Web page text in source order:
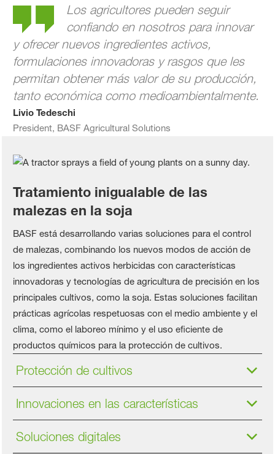
Los agricultores pueden seguir
confiando en nosotros para innovar
y ofrecer nuevos ingredientes activos,
formulaciones innovadoras y rasgos que les
permitan obtener más valor de su producción,
tanto económica como medioambientalmente.
Livio Tedeschi
President, BASF Agricultural Solutions
Tratamiento inigualable de las
malezas en la soja
BASF está desarrollando varias soluciones para el control
de malezas, combinando los nuevos modos de acción de
los ingredientes activos herbicidas con características
innovadoras y tecnologías de agricultura de precisión en los
principales cultivos, como la soja. Estas soluciones facilitan
prácticas agrícolas respetuosas con el medio ambiente y el
clima, como el laboreo mínimo y el uso eficiente de
productos químicos para la protección de cultivos.
Protección de cultivos
Innovaciones en las características
Soluciones digitales